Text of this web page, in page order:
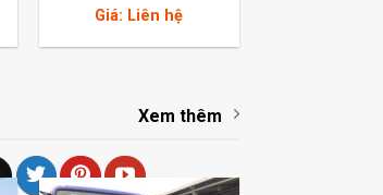
Giá: Liên hệ
Xem thêm